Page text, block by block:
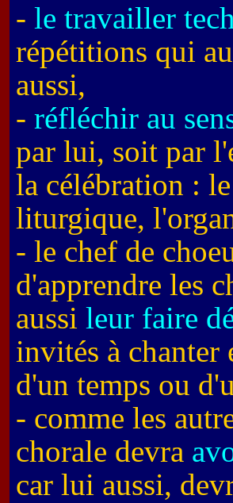
- le travailler
répétitions qui
aussi,
- réfléchir au
par lui, soit par
la célébration :
liturgique,
- le chef de
d'apprendre les
aussi leur faire
invités à chanter
d'un temps ou
- comme les
chorale devra
car lui aussi,